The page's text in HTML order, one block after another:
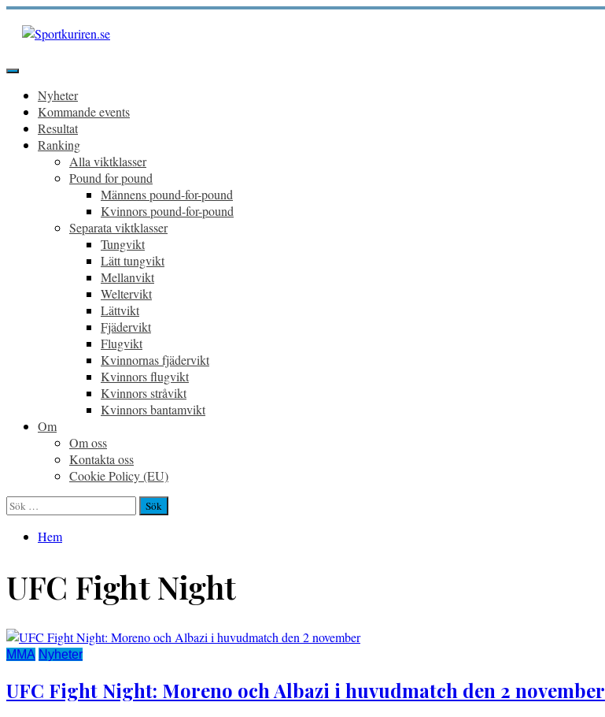
Hoppa
innehåll
Primär
Nyheter
Kommande events
Resultat
Ranking
Alla viktklasser
Pound for pound
Männens pound-for-pound
Kvinnors pound-for-pound
Separata viktklasser
Tungvikt
Lätt tungvikt
Mellanvikt
Weltervikt
Lättvikt
Fjädervikt
Flugvikt
Kvinnornas fjädervikt
Kvinnors flugvikt
Kvinnors stråvikt
Kvinnors bantamvikt
Om
Om oss
Kontakta oss
Cookie Policy (EU)
Sök
efter:
Hem
UFC Fight Night
MMA Nyheter
UFC Fight Night: Moreno och Albazi i huvudmatch den 2 november